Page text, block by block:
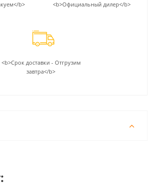
b> <b>Официальный дилер</b>
<b>Срок доставки - Отгрузим
завтра</b>